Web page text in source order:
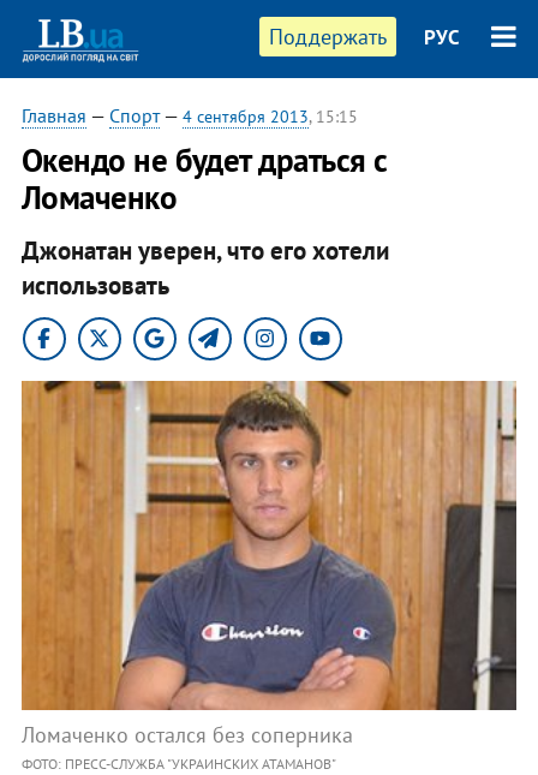
Поддержать РУС
Главная — Спорт— 4 сентября 2013, 15:15
Окендо не будет драться с
Ломаченко
Джонатан уверен, что его хотели
использовать
Ломаченко остался без соперника
ФОТО: ПРЕСС-СЛУЖБА "УКРАИНСКИХ АТАМАНОВ"